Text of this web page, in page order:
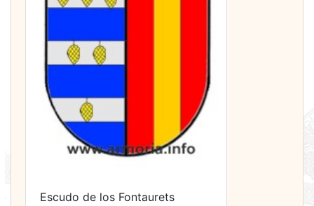
Escudo de los Fontaurets